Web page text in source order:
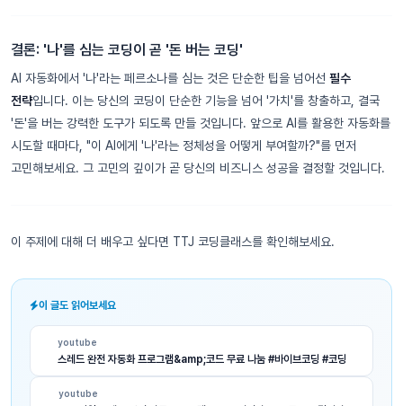
결론: '나'를 심는 코딩이 곧 '돈 버는 코딩'
AI 자동화에서 '나'라는 페르소나를 심는 것은 단순한 팁을 넘어선 필수
전략입니다. 이는 당신의 코딩이 단순한 기능을 넘어 '가치'를 창출하고, 결국
'돈'을 버는 강력한 도구가 되도록 만들 것입니다. 앞으로 AI를 활용한 자동화를
시도할 때마다, "이 AI에게 '나'라는 정체성을 어떻게 부여할까?"를 먼저
고민해보세요. 그 고민의 깊이가 곧 당신의 비즈니스 성공을 결정할 것입니다.
이 주제에 대해 더 배우고 싶다면 TTJ 코딩클래스를 확인해보세요.
이 글도 읽어보세요
youtube
스레드 완전 자동화 프로그램&amp;코드 무료 나눔 #바이브코딩 #코딩
youtube